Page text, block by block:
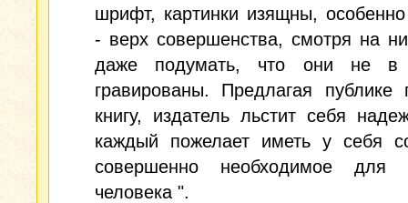
шрифт, картинки изящны, особенно
- верх совершенства, смотря на
даже подумать, что они не в
гравированы. Предлагая публике
книгу, издатель льстит себя
каждый пожелает иметь у себя
совершенно необходимое для
человека ".